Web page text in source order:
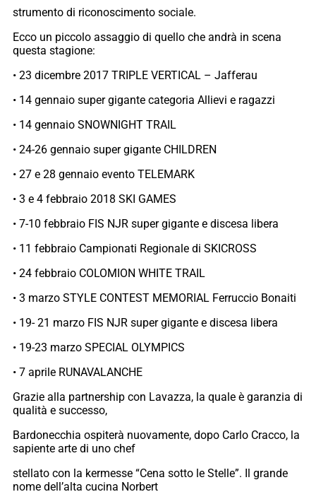
strumento di riconoscimento sociale.
Ecco un piccolo assaggio di quello che andrà in scena
questa stagione:
• 23 dicembre 2017 TRIPLE VERTICAL – Jafferau
• 14 gennaio super gigante categoria Allievi e ragazzi
• 14 gennaio SNOWNIGHT TRAIL
• 24-26 gennaio super gigante CHILDREN
• 27 e 28 gennaio evento TELEMARK
• 3 e 4 febbraio 2018 SKI GAMES
• 7-10 febbraio FIS NJR super gigante e discesa libera
• 11 febbraio Campionati Regionale di SKICROSS
• 24 febbraio COLOMION WHITE TRAIL
• 3 marzo STYLE CONTEST MEMORIAL Ferruccio Bonaiti
• 19- 21 marzo FIS NJR super gigante e discesa libera
• 19-23 marzo SPECIAL OLYMPICS
• 7 aprile RUNAVALANCHE
Grazie alla partnership con Lavazza, la quale è garanzia di
qualità e successo,
Bardonecchia ospiterà nuovamente, dopo Carlo Cracco, la
sapiente arte di uno chef
stellato con la kermesse “Cena sotto le Stelle”. Il grande
nome dell’alta cucina Norbert